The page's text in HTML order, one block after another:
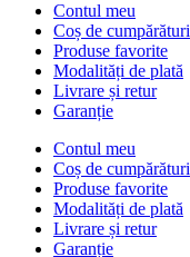
Contul meu
Coș de cumpărături
Produse favorite
Modalități de plată
Livrare și retur
Garanție
Contul meu
Coș de cumpărături
Produse favorite
Modalități de plată
Livrare și retur
Garanție